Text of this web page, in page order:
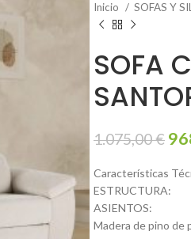
Inicio SOFAS Y
SOFA
1.075,00€
Características
ESTRUCTURA:
ASIENTOS:
Madera de pino de